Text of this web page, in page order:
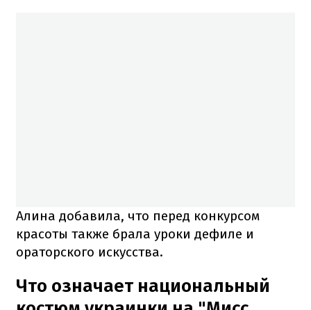
Алина добавила, что перед конкурсом
красоты также брала уроки дефиле и
ораторского искусства.
Что означает национальный